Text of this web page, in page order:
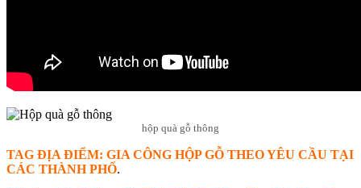
hộp quà gỗ thông
TAG ĐỊA ĐIỂM: GIA CÔNG HỘP GỖ THEO YÊU CẦU TẠI
CÁC THÀNH PHỐ.